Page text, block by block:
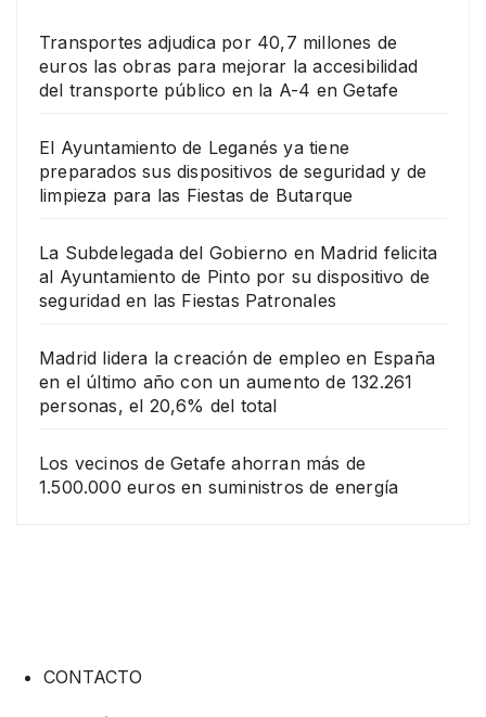
Transportes adjudica por 40,7 millones de
euros las obras para mejorar la accesibilidad
del transporte público en la A-4 en Getafe
El Ayuntamiento de Leganés ya tiene
preparados sus dispositivos de seguridad y de
limpieza para las Fiestas de Butarque
La Subdelegada del Gobierno en Madrid felicita
al Ayuntamiento de Pinto por su dispositivo de
seguridad en las Fiestas Patronales
Madrid lidera la creación de empleo en España
en el último año con un aumento de 132.261
personas, el 20,6% del total
Los vecinos de Getafe ahorran más de
1.500.000 euros en suministros de energía
CONTACTO